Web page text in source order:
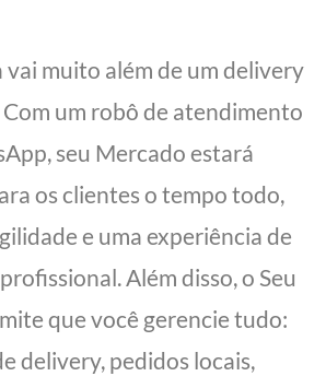
vai muito além de um delivery
um robô de atendimento
seu Mercado estará
os clientes o tempo todo,
e uma experiência de
Além disso, o Seu
que você gerencie tudo:
delivery, pedidos locais,